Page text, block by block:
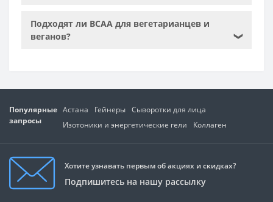
Подходят ли BCAA для вегетарианцев и
веганов?
❯
Популярные
запросы
Астана Гейнеры
Сыворотки для лица
Изотоники и энергетические гели
Коллаген
Хотите узнавать первым об акциях и скидках?
Подпишитесь на нашу рассылку